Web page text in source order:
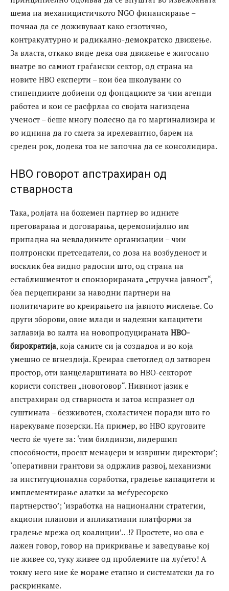
шема на механицистичкото NGO финансирање –
почнаа да се доживуваат како егзотично,
контракултурно и радикално-демократско движење.
За власта, откако виде дека ова движење е жигосано
внатре во самиот граѓански сектор, од страна на
новите НВО експерти – кои беа школувани со
стипендиите добиени од фондациите за чии агенди
работеа и кои се расфрлаа со својата нагиздена
ученост – беше многу полесно да го маргинализира и
во иднина да го смета за ирелевантнo, барем на
среден рок, додека тоа не започна да се консолидира.
НВО говорот апстрахиран од
стварноста
Така, ролјата на божемен партнер во идните
преговарања и договарања, церемонијално им
припадна на невладините организации – чии
полтронски претседатели, со доза на возбуденост и
восклик беа видно радосни што, од страна на
естаблишментот и спонзорираната „стручна јавност“,
беа перцепирани за наводни партнери на
политичарите во креирањето на јавното мислење. Со
други зборови, овие млади и надежни капацитети
заглавија во калта на новопродуцираната НВО-
бирократија, која самите си ја создадоа и во која
умешно се вгнездија. Креираа светоглед од затворен
простор, оти канцеларштината во НВО-секторот
користи сопствен „новоговор“. Нивниот јазик е
апстрахиран од стварноста и затоа испразнет од
суштината – безживотен, схоластичен поради што го
нарекуваме позерски. На пример, во НВО круговите
често ќе чуете за: ‘тим билдинзи, лидершип
способности, проект менаџери и извршни директори’;
‘оперативни грантови за одржлив развој, механизми
за институционална соработка, градење капацитети и
имплементирање алатки за меѓуресорско
партнерство’; ‘изработка на национални стратегии,
акциони планови и апликативни платформи за
градење мрежа од коалиции’…!? Простете, но ова е
лажен говор, говор на прикривање и заведување кој
не живее со, туку живее од проблемите на луѓето! А
токму него ние ќе мораме етапно и систематски да го
раскринкаме.